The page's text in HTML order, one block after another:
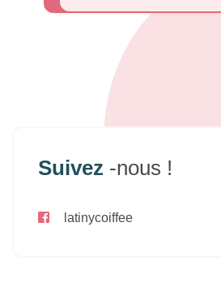
Suivez -nous !
latinycoiffee